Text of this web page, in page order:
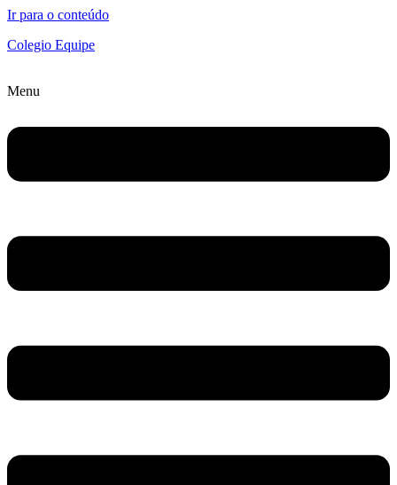
Ir para o conteúdo
Colegio Equipe
Menu